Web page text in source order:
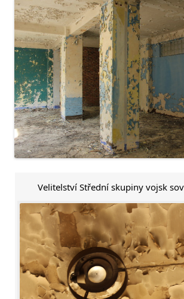
Velitelství Střední skupiny vojsk